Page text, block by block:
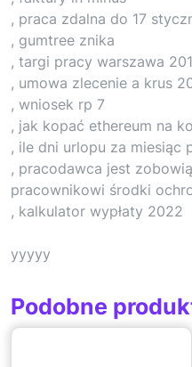
, praca zdalna do 17
, gumtree znika
, targi pracy warszawa
, umowa zlecenie a krus
, wniosek rp 7
, jak kopać ethereum na
, ile dni urlopu za miesiąc
, pracodawca jest
pracownikowi środki
, kalkulator wypłaty 2022
yyyyy
Podobne